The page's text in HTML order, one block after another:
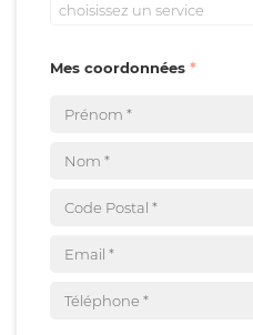
choisissez un service
Mes coordonnées